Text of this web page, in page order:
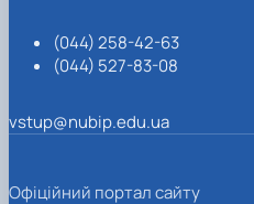
(044) 258-42-63
(044) 527-83-08
vstup@nubip.edu.ua
Офіційний портал сайту